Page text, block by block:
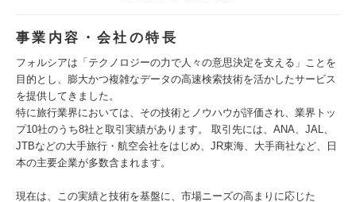
事業内容・会社の特長
フォルシアは「テクノロジーの力で人々の意思決定を支える」ことを
目的とし、膨大かつ複雑なデータの高速検索技術を活かしたサービス
を提供してきました。
特に旅行業界においては、その技術とノウハウが評価され、業界トッ
プ10社のうち8社と取引実績があります。 取引先には、ANA、JAL、
JTBなどの大手旅行・航空会社をはじめ、JR東海、大手商社など、日
本の主要企業が多数含まれます。
現在は、この実績と技術を基盤に、市場ニーズの高まりに応じた